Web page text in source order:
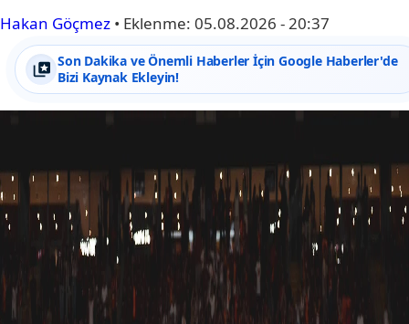
Hakan Göçmez • Eklenme: 05.08.2026 - 20:37
Son Dakika ve Önemli Haberler İçin Google Haberler'de
Bizi Kaynak Ekleyin!